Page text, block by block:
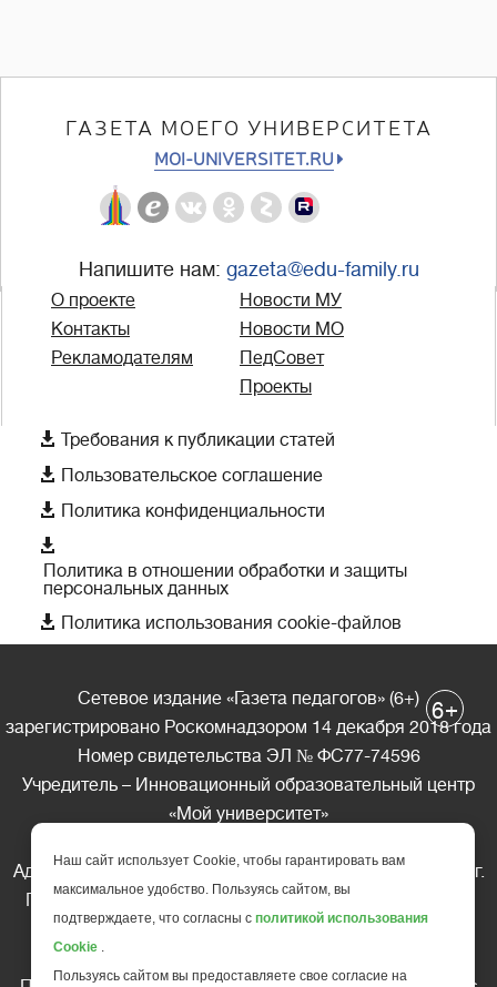
ГАЗЕТА МОЕГО УНИВЕРСИТЕТА
MOI-UNIVERSITET.RU
Напишите нам: gazeta@edu-family.ru
О проекте
Контакты
Рекламодателям
Новости МУ
Новости МО
ПедСовет
Проекты
 Требования к публикации статей
 Пользовательское соглашение
 Политика конфиденциальности

Политика в отношении обработки и защиты
персональных данных
 Политика использования cookie-файлов
Сетевое издание «Газета педагогов» (6+)
зарегистрировано Роскомнадзором 14 декабря 2018 года
Номер свидетельства ЭЛ № ФС77-74596
Учредитель – Инновационный образовательный центр
«Мой университет»
Адрес редакции: 185035 Россия, Республика Карелия, г.
Петрозаводск, ул. Фридриха Энгельса д.10, офис 211
Телефон редакции: +7 (499) 685-10-45
6+
Наш сайт использует Cookie, чтобы гарантировать вам
максимальное удобство. Пользуясь сайтом, вы
подтверждаете, что согласны с политикой использования
Cookie .
Пользуясь сайтом вы предоставляете свое согласие на